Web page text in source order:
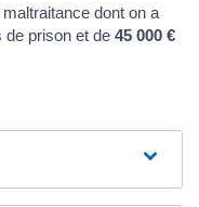
dont on a
de prison et de 45 000 €